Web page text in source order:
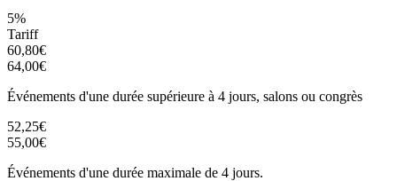
5%
Tariff
60,80€
64,00€
Événements d'une durée supérieure à 4 jours, salons ou congrès
52,25€
55,00€
Événements d'une durée maximale de 4 jours.